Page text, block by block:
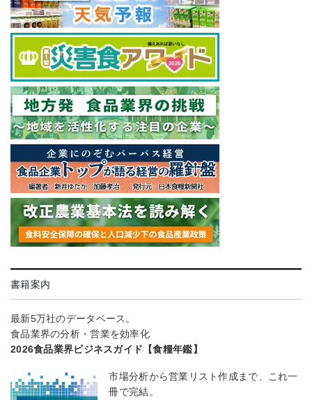
書籍案内
最新5万社のデータベース。
食品業界の分析・営業を効率化
2026食品業界ビジネスガイド【食糧年鑑】
市場分析から営業リスト作成まで、これ一
冊で完結。